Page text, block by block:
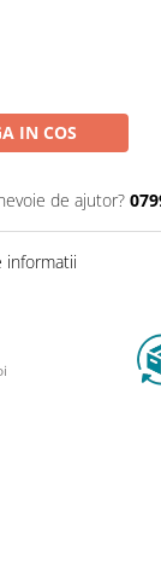
IN COS
de ajutor?
informatii